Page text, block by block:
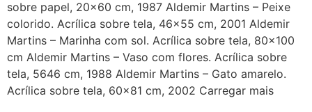
sobre papel, 20×60 cm, 1987 Aldemir Martins – Peixe
colorido. Acrílica sobre tela, 46×55 cm, 2001 Aldemir
Martins – Marinha com sol. Acrílica sobre tela, 80×100
cm Aldemir Martins – Vaso com flores. Acrílica sobre
tela, 5646 cm, 1988 Aldemir Martins – Gato amarelo.
Acrílica sobre tela, 60×81 cm, 2002 Carregar mais